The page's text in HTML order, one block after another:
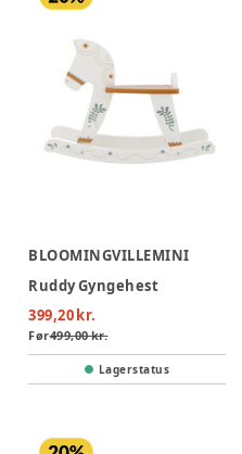
BLOOMINGVILLEMINI
Ruddy Gyngehest
399,20 kr.
Før499,00 kr.
Lagerstatus